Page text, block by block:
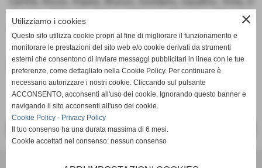
´Angelo, D´Ercole, Cirino, Vetrano, Palumbo, Messina,
Andriano, Pezzullo, Pragliola, Colandrea, De Rosa
Fonte: Ufficio Stampa
<< PRECEDENTE
close
Utilizziamo i cookies
Questo sito utilizza cookie propri al fine di migliorare il funzionamento e
monitorare le prestazioni del sito web e/o cookie derivati da strumenti
esterni che consentono di inviare messaggi pubblicitari in linea con le tue
preferenze, come dettagliato nella Cookie Policy. Per continuare è
necessario autorizzare i nostri cookie. Cliccando sul pulsante
ACCONSENTO, acconsenti all'uso dei cookie. Ignorando questo banner e
navigando il sito acconsenti all'uso dei cookie.
Cookie Policy - Privacy Policy
Il tuo consenso ha una durata massima di 6 mesi.
Cookie accettati nel consenso: nessun consenso